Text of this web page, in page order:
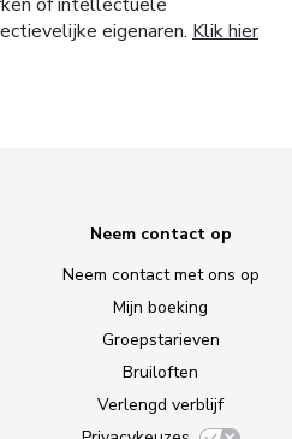
eigenaren. Klik hier
Neem contact op
Neem contact met ons op
Mijn boeking
Groepstarieven
Bruiloften
Verlengd verblijf